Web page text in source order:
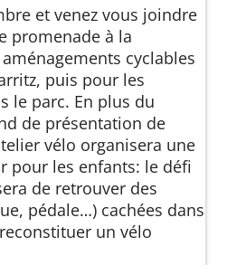
et venez vous joindre
promenade à la
cyclables
puis pour les
le parc. En plus du
de présentation de
vélo organisera une
pour les enfants: le défi
de retrouver des
pédale…) cachées dans
un vélo